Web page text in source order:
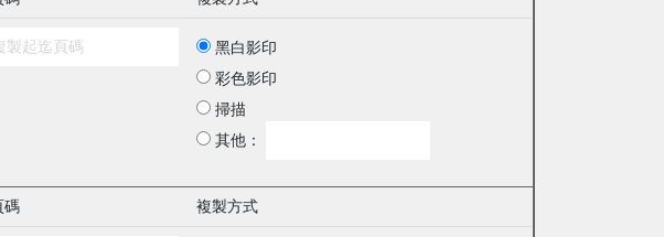
黑白影印
彩色影印
掃描
其他：
碼 複製方式